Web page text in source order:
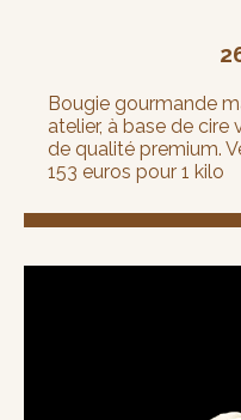
Bougie gourmande
atelier, à base de
de qualité premium.
153 euros pour 1 kilo